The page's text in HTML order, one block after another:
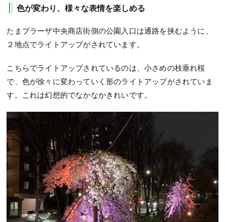
色が変わり、様々な表情を楽しめる
たまプラーザ中央商店街側の公園入口は通路を挟むように、
２地点でライトアップがされています。
こちらでライトアップされているのは、小さめの枝垂れ桜
で、色が徐々に変わっていく形のライトアップがされていま
す。これは幻想的でなかなかきれいです。